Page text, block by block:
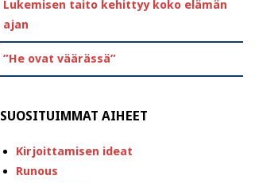
Lukemisen taito kehittyy koko elämän
ajan
”He ovat väärässä”
SUOSITUIMMAT AIHEET
Kirjoittamisen ideat
Runous